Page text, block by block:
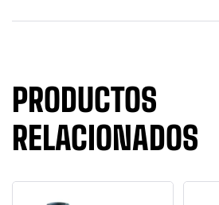
PRODUCTOS
RELACIONADOS